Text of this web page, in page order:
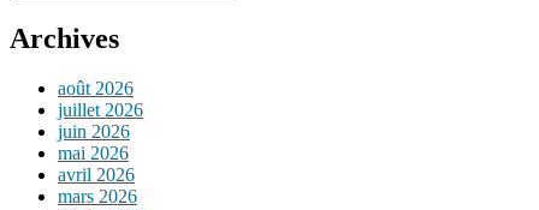
Archives
août 2026
juillet 2026
juin 2026
mai 2026
avril 2026
mars 2026